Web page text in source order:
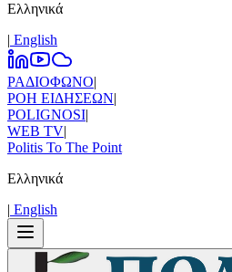
Ελληνικά
| Εnglish
ΡΑΔΙΟΦΩΝΟ|
ΡΟΗ ΕΙΔΗΣΕΩΝ|
POLIGNOSI|
WEB TV|
Politis To The Point
Ελληνικά
| Εnglish